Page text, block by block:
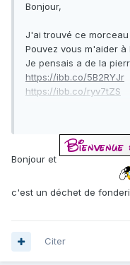
Bonjour,
J'ai trouvé ce
Pouvez vous m'aider à
Je pensais a de la
https://ibb.co/5B2RYJr
https://ibb.co/ryv7tZS
Bonjour et
c'est un déchet de
Citer